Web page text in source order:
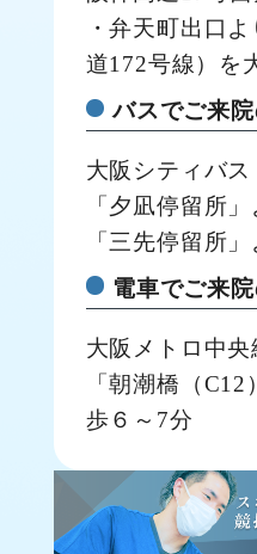
・弁天町出口
道172号線）を
バスでご来
大阪シティバ
「夕凪停留所
「三先停留所
電車でご来
大阪メトロ中央
「朝潮橋（
歩６～7分